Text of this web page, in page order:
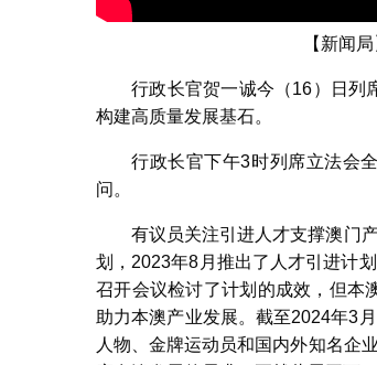
【新闻
行政长官贺一诚今（16）日列
构建高质量发展基石。
行政长官下午3时列席立法会
问。
有议员关注引进人才支撑澳门
划，2023年8月推出了人才引进计
召开会议检讨了计划的成效，但本
助力本澳产业发展。截至2024年3
人物、金牌运动员和国内外知名企